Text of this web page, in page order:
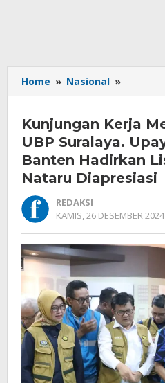
Home » Nasional »
Kerja
ESDM
ke
Upaya
UID
Listrik
saat
Nataru
Kunjungan Kerja
UBP Suralaya.
Banten Hadirkan
Nataru Diapresiasi
REDAKSI
KAMIS, 26 DESEMBER 2024